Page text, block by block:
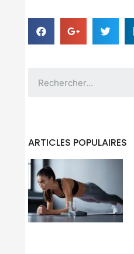
ARTICLES POPULAIRES